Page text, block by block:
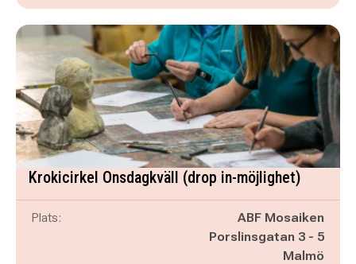
Krokicirkel Onsdagkväll (drop in-möjlighet)
Plats:
ABF Mosaiken
Porslinsgatan 3 - 5
Malmö